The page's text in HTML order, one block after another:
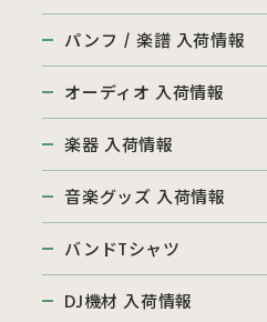
パンフ / 楽譜 入荷情報
オーディオ 入荷情報
楽器 入荷情報
音楽グッズ 入荷情報
バンドTシャツ
DJ機材 入荷情報